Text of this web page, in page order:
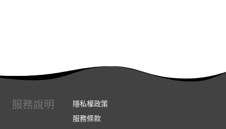
服務說明
隱私權政策
服務條款